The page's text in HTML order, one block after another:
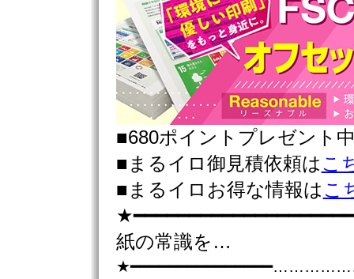
■680ポイントプレゼント
■まるイロ御見積依頼はこ
■まるイロお得な情報はこ
紙の常識を…